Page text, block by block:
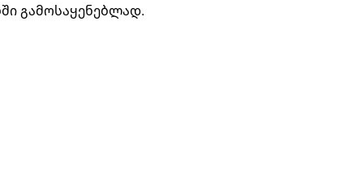
გამოსაყენებლად.